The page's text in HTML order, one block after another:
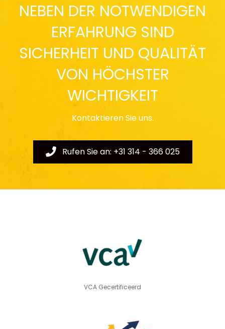
NEBEN DER NOTWENDIGEN
ERFAHRUNG SIND
SICHERHEIT UND QUALITÄT
VON HÖCHSTER
WICHTIGKEIT
Kontaktieren Sie uns.
Rufen Sie an: +31 314 - 366 025
VCA Gecertificeerd